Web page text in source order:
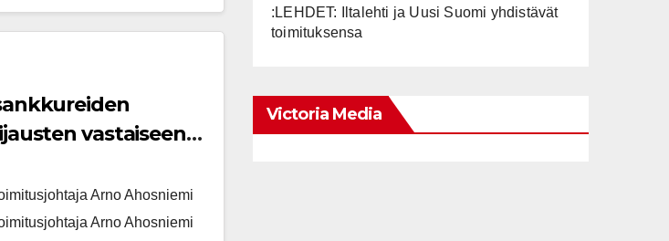
vastaiseen
somejätit
Arno Ahosniemi
Arno Ahosniemi
:LEHDET: Iltalehti ja Uusi Suomi yhdistävät
toimituksensa
Victoria Media